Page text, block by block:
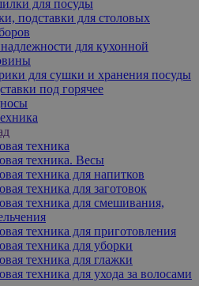
для посуды
подставки для столовых
для кухонной
для сушки и хранения посуды
под горячее
техника
техника. Весы
техника для напитков
техника для заготовок
техника для смешивания,
техника для приготовления
техника для уборки
техника для глажки
техника для ухода за волосами